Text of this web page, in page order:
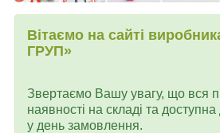
Вітаємо на сайті
ГРУП»
Звертаємо Вашу увагу, що вся
наявності на складі та
у день замовлення.